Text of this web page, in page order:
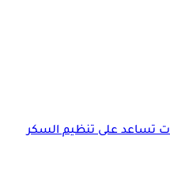
5 مشروبات تساعد على تنظيم السكر